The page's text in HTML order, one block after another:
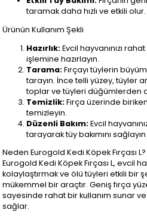
taramak daha hızlı ve etkili olur.
Ürünün Kullanım Şekli
Hazırlık:Evcil hayvanınızı
işlemine hazırlayın.
Tarama:Fırçayı tüylerin
tarayın. İnce telli yüzey, tüyler
toplar ve tüyleri düğümlerden
Temizlik:Fırça üzerinde
temizleyin.
Düzenli Bakım:Evcil
tarayarak tüy bakımını
Neden Eurogold Kedi Köpek Fırçası L?
Eurogold Kedi Köpek Fırçası L, evcil
kolaylaştırmak ve ölü tüyleri etkili bir
mükemmel bir araçtır. Geniş fırça
sayesinde rahat bir kullanım sunar ve
sağlar.